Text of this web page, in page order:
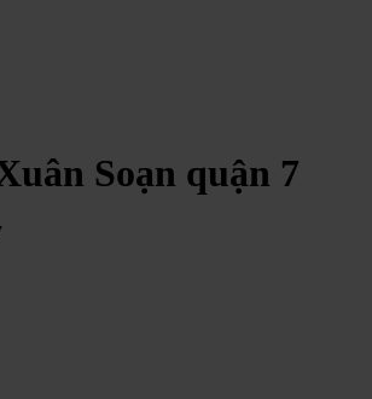
Soạn quận 7